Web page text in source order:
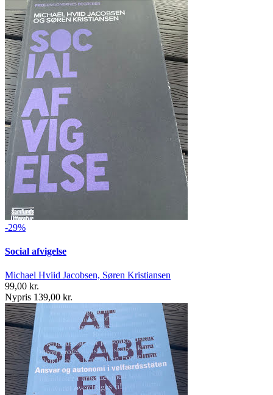
-29%
Social afvigelse
Michael Hviid Jacobsen, Søren Kristiansen
99,00 kr.
Nypris 139,00 kr.